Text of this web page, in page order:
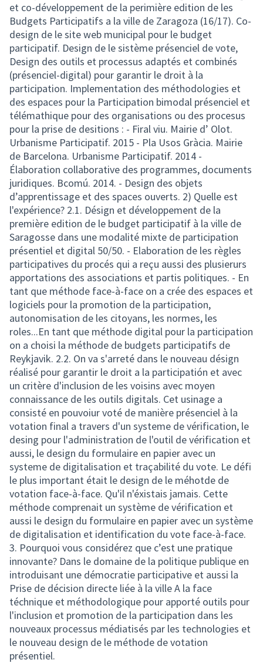
et co-développement de la perimière edition de les
Budgets Participatifs a la ville de Zaragoza (16/17). Co-
design de le site web municipal pour le budget
participatif. Design de le sistème présenciel de vote,
Design des outils et processus adaptés et combinés
(présenciel-digital) pour garantir le droit à la
participation. Implementation des méthodologies et
des espaces pour la Participation bimodal présenciel et
télémathique pour des organisations ou des procesus
pour la prise de desitions : - Firal viu. Mairie d’ Olot.
Urbanisme Participatif. 2015 - Pla Usos Gràcia. Mairie
de Barcelona. Urbanisme Participatif. 2014 -
Élaboration collaborative des programmes, documents
juridiques. Bcomú. 2014. - Design des objets
d’apprentissage et des spaces ouverts. 2) Quelle est
l'expérience? 2.1. Désign et développement de la
première edition de le budget participatif à la ville de
Saragosse dans une modalité mixte de participation
présentiel et digital 50/50. - Elaboration de les règles
participatives du procés qui a reçu aussi des plusierurs
apportations des associations et partis politiques. - En
tant que méthode face-à-face on a crée des espaces et
logiciels pour la promotion de la participation,
autonomisation de les citoyans, les normes, les
roles...En tant que méthode digital pour la participation
on a choisi la méthode de budgets participatifs de
Reykjavik. 2.2. On va s'arreté dans le nouveau désign
réalisé pour garantir le droit a la participatión et avec
un critère d'inclusion de les voisins avec moyen
connaissance de les outils digitals. Cet usinage a
consisté en pouvoiur voté de manière présenciel à la
votation final a travers d'un systeme de vérification, le
desing pour l'administration de l'outil de vérification et
aussi, le design du formulaire en papier avec un
systeme de digitalisation et traçabilité du vote. Le défi
le plus important était le design de le méhotde de
votation face-à-face. Qu'il n'éxistais jamais. Cette
méthode comprenait un système de vérification et
aussi le design du formulaire en papier avec un système
de digitalisation et identification du vote face-à-face.
3. Pourquoi vous considérez que c’est une pratique
innovante? Dans le domaine de la politique publique en
introduisant une démocratie participative et aussi la
Prise de décision directe liée à la ville A la face
téchnique et méthodologique pour apporté outils pour
l'inclusion et promotion de la participation dans les
nouveaux processus médiatisés par les technologies et
le nouveau design de le méthode de votation
présentiel.